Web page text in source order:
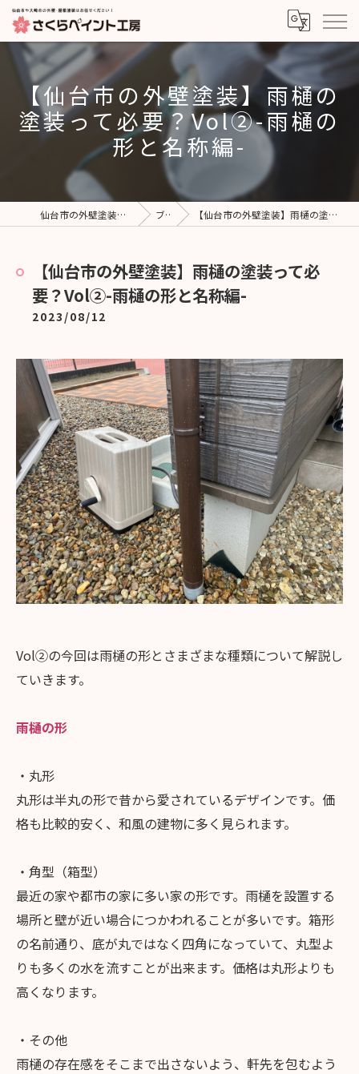
【仙台市の外壁塗装】雨樋の
塗装って必要？Vol②-雨樋の
形と名称編-
仙台市の外壁塗装ならさくらペイント工房 ブログ 【仙台市の外壁塗装】雨樋の塗装って必要？Vol②-雨樋の形と名称編-
【仙台市の外壁塗装】雨樋の塗装って必
要？Vol②-雨樋の形と名称編-
2023/08/12
Vol②の今回は雨樋の形とさまざまな種類について解説し
ていきます。
雨樋の形
・丸形
丸形は半丸の形で昔から愛されているデザインです。価
格も比較的安く、和風の建物に多く見られます。
・角型（箱型）
最近の家や都市の家に多い家の形です。雨樋を設置する
場所と壁が近い場合につかわれることが多いです。箱形
の名前通り、底が丸ではなく四角になっていて、丸型よ
りも多くの水を流すことが出来ます。価格は丸形よりも
高くなります。
・その他
雨樋の存在感をそこまで出さないよう、軒先を包むよう